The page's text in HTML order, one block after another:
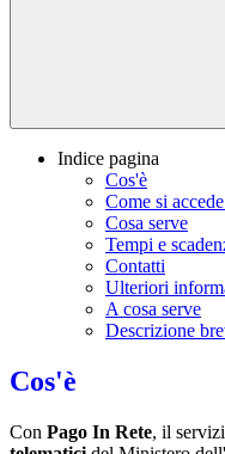
Indice pagina
Cos'è
Come si
Cosa serve
Tempi e
Contatti
Ulteriori
A cosa serve
Descrizione
Cos'è
Con Pago In Rete, il